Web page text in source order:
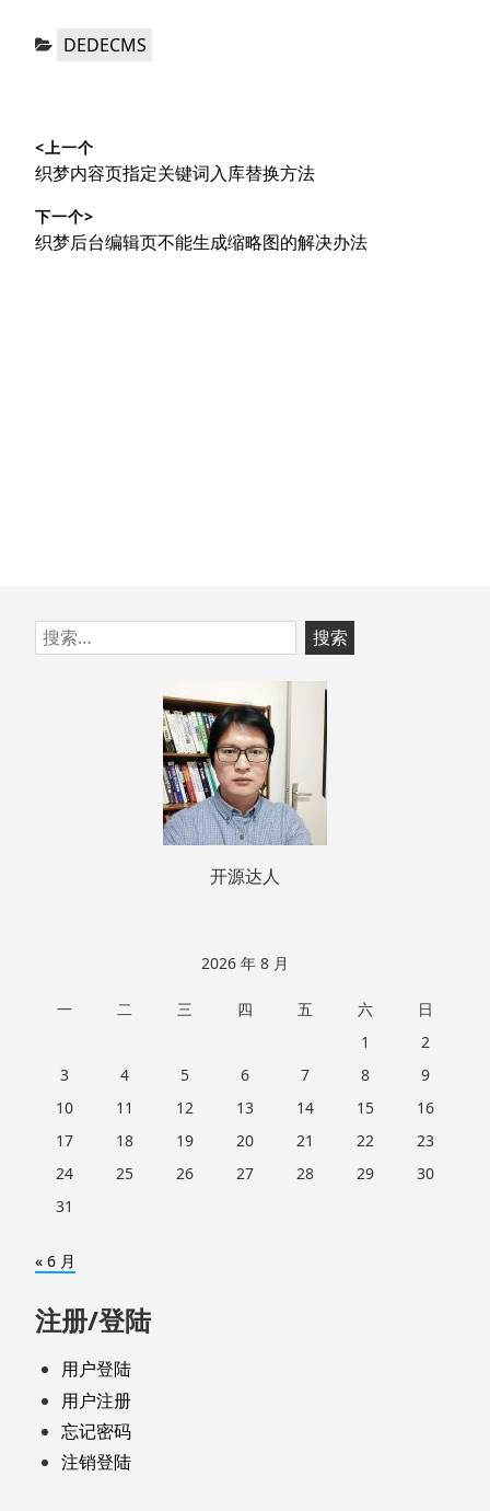
分
DEDECMS
章
导
航
<上一个
上
文
章：
织梦内容页指定关键词入库替换方法
下一个>
下
织梦后台编辑页不能生成缩略图的解决办法
跳
至
搜
索：
开源达人
2026 年 8 月
一 二 三 四 五 六
日
1
2
3
4 5 6 7 8
9
10
11 12 13 14 15
16
17
18 19 20 21 22
23
24
25 26 27 28 29
30
31
« 6 月
注册/登陆
用户登陆
用户注册
忘记密码
注销登陆